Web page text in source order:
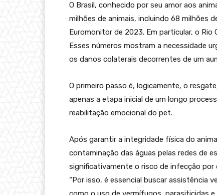
O Brasil, conhecido por seu amor aos
milhões de animais, incluindo 68 milhões
Euromonitor de 2023. Em particular, o Rio
Esses números mostram a necessidade
os danos colaterais decorrentes de um
O primeiro passo é, logicamente, o
apenas a etapa inicial de um longo
reabilitação emocional do pet.
Após garantir a integridade física do
contaminação das águas pelas redes de
significativamente o risco de infecção
“Por isso, é essencial buscar assistência